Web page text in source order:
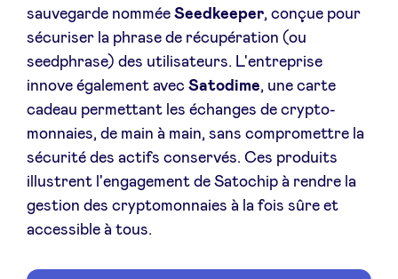
Accès Dealflow investisseur
Health Expert Circle
fr en
nl
LinkedIn
sauvegarde nommée Seedkeeper, conçue pour
sécuriser la phrase de récupération (ou
seedphrase) des utilisateurs. L'entreprise
innove également avec Satodime, une carte
cadeau permettant les échanges de crypto-
monnaies, de main à main, sans compromettre la
sécurité des actifs conservés. Ces produits
illustrent l'engagement de Satochip à rendre la
gestion des cryptomonnaies à la fois sûre et
accessible à tous.